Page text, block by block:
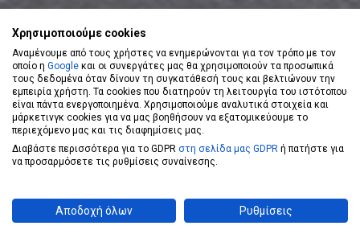
ΕΓΓΡΑΦΗ ΣΤΟ NEWSLETTER
Αποδέχομαι τουςΌρους Χρήσης
Powered byeShopKeyDesigned byKoolmetrix
Χρησιμοποιούμε cookies
Αναμένουμε από τους χρήστες να ενημερώνονται για τον τρόπο με τον
οποίο η Google και οι συνεργάτες μας θα χρησιμοποιούν τα προσωπικά
τους δεδομένα όταν δίνουν τη συγκατάθεσή τους και βελτιώνουν την
εμπειρία χρήστη. Τα cookies που διατηρούν τη λειτουργία του ιστότοπου
είναι πάντα ενεργοποιημένα. Χρησιμοποιούμε αναλυτικά στοιχεία και
μάρκετινγκ cookies για να μας βοηθήσουν να εξατομικεύουμε το
περιεχόμενο μας και τις διαφημίσεις μας.
Διαβάστε περισσότερα για το GDPR στη σελίδα μας GDPR ή πατήστε για
να προσαρμόσετε τις ρυθμίσεις συναίνεσης.
Αποδοχή όλων Ρυθμίσεις